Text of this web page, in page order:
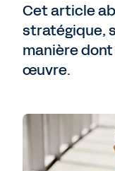
Cet article
stratégique,
manière
œuvre.